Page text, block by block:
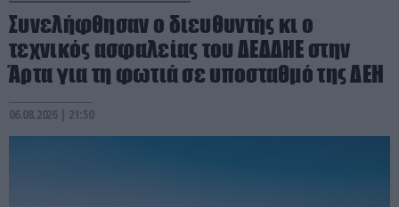
Συνελήφθησαν ο διευθυντής κι ο
τεχνικός ασφαλείας του ΔΕΔΔΗΕ στην
Άρτα για τη φωτιά σε υποσταθμό της ΔΕΗ
06.08.2026 | 21:50